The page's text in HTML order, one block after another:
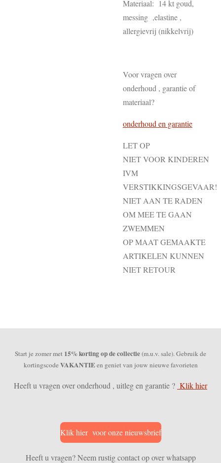
Materiaal: 14 kt goud,
messing ,elastine ,
allergievrij (nikkelvrij)
Voor vragen over
onderhoud , garantie of
materiaal?
onderhoud en garantie
LET OP
NIET VOOR KINDEREN
IVM
VERSTIKKINGSGEVAAR!
NIET AAN TE RADEN
OM MEE TE GAAN
ZWEMMEN
OP MAAT GEMAAKTE
ARTIKELEN KUNNEN
NIET RETOUR
Start je zomer met 15% korting op de collectie(m.u.v. sale). Gebruik de
kortingscodeVAKANTIEen geniet van jouw nieuwe favorieten
Heeft u vragen over onderhoud , uitleg en garantie ? Klik hier
Klik hier voor onze nieuwsbrief
Heeft u vragen? Neem rustig contact op over whatsapp